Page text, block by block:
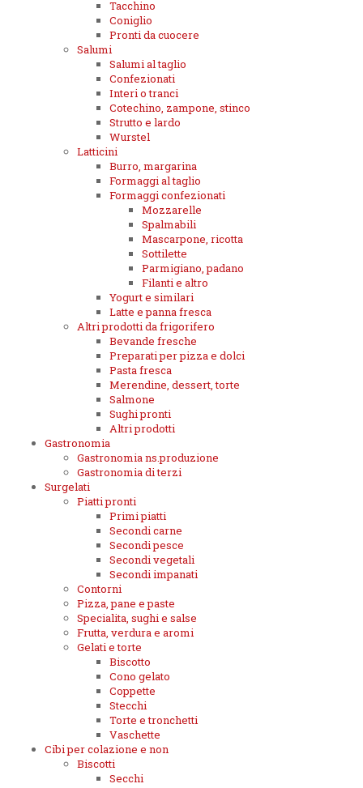
Tacchino
Coniglio
Pronti da cuocere
Salumi
Salumi al taglio
Confezionati
Interi o tranci
Cotechino, zampone, stinco
Strutto e lardo
Wurstel
Latticini
Burro, margarina
Formaggi al taglio
Formaggi confezionati
Mozzarelle
Spalmabili
Mascarpone, ricotta
Sottilette
Parmigiano, padano
Filanti e altro
Yogurt e similari
Latte e panna fresca
Altri prodotti da frigorifero
Bevande fresche
Preparati per pizza e dolci
Pasta fresca
Merendine, dessert, torte
Salmone
Sughi pronti
Altri prodotti
Gastronomia
Gastronomia ns.produzione
Gastronomia di terzi
Surgelati
Piatti pronti
Primi piatti
Secondi carne
Secondi pesce
Secondi vegetali
Secondi impanati
Contorni
Pizza, pane e paste
Specialita, sughi e salse
Frutta, verdura e aromi
Gelati e torte
Biscotto
Cono gelato
Coppette
Stecchi
Torte e tronchetti
Vaschette
Cibi per colazione e non
Biscotti
Secchi